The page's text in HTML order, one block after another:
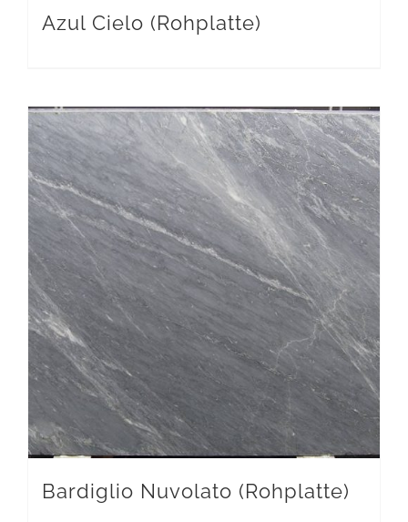
Azul Cielo (Rohplatte)
Bardiglio Nuvolato (Rohplatte)